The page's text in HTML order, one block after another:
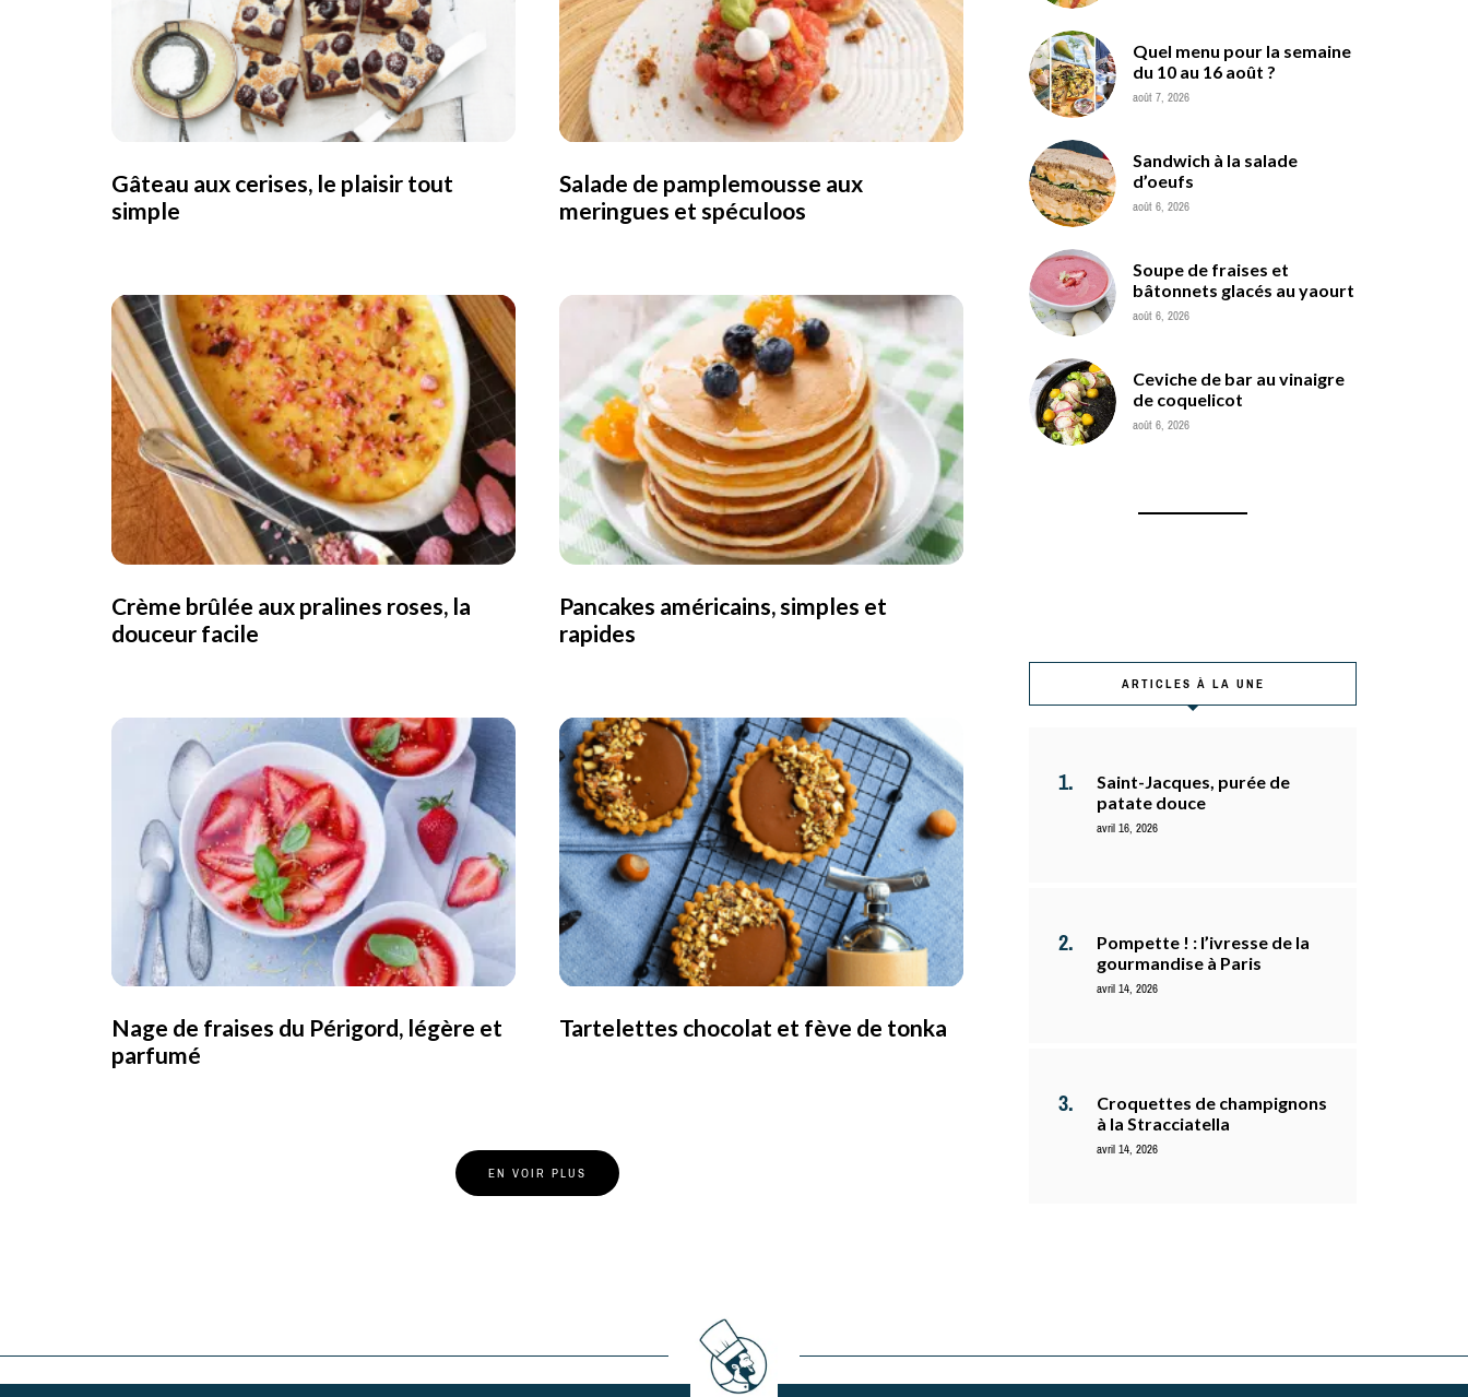
Gâteau aux cerises, le plaisir tout
simple
Salade de pamplemousse aux
meringues et spéculoos
Crème brûlée aux pralines roses, la
douceur facile
Pancakes américains, simples et
rapides
Nage de fraises du Périgord, légère et
parfumé
Tartelettes chocolat et fève de tonka
EN VOIR PLUS
Quel menu pour la semaine
du 10 au 16 août ?
août 7, 2026
Sandwich à la salade
d’oeufs
août 6, 2026
Soupe de fraises et
bâtonnets glacés au yaourt
août 6, 2026
Ceviche de bar au vinaigre
de coquelicot
août 6, 2026
ARTICLES À LA UNE
Saint-Jacques, purée de
patate douce
avril 16, 2026
Pompette ! : l’ivresse de la
gourmandise à Paris
avril 14, 2026
Croquettes de champignons
à la Stracciatella
avril 14, 2026